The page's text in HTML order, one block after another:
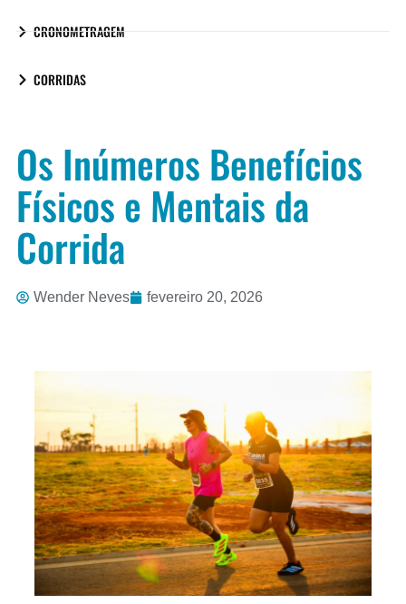
Os Inúmeros Benefícios
Físicos e Mentais da
Corrida
Wender Neves fevereiro 20, 2026
CRONOMETRAGEM
CORRIDAS